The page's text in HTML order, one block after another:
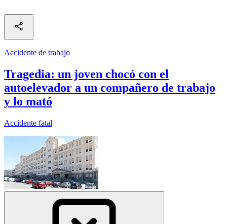
Accidente de trabajo
Tragedia: un joven chocó con el
autoelevador a un compañero de trabajo
y lo mató
Accidente fatal